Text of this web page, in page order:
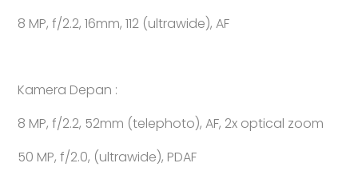
8 MP, f/2.2, 16mm, 112 (ultrawide), AF
Kamera Depan :
8 MP, f/2.2, 52mm (telephoto), AF, 2x optical zoom
50 MP, f/2.0, (ultrawide), PDAF